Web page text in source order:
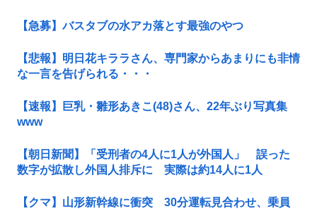
【急募】バスタブの水アカ落とす最強のやつ
【悲報】明日花キララさん、専門家からあまりにも非情
な一言を告げられる・・・
【速報】巨乳・雛形あきこ(48)さん、22年ぶり写真集
www
【朝日新聞】「受刑者の4人に1人が外国人」 誤った
数字が拡散し外国人排斥に 実際は約14人に1人
【クマ】山形新幹線に衝突 30分運転見合わせ、乗員